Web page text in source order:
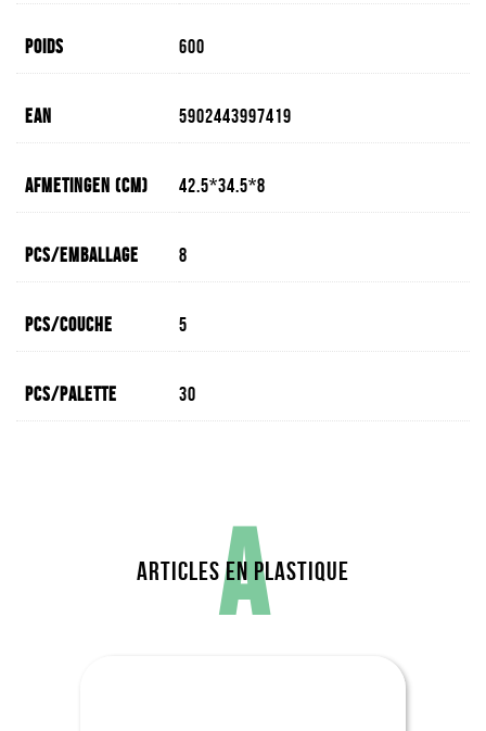
Poids 600
EAN 5902443997419
Afmetingen (cm) 42.5*34.5*8
Pcs/emballage 8
Pcs/couche 5
Pcs/palette 30
A
ARTICLES EN PLASTIQUE